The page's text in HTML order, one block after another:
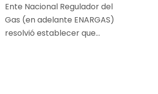
Ente Nacional Regulador del
Gas (en adelante ENARGAS)
resolvió establecer que...